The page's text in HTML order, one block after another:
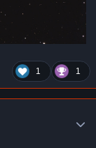
1 1